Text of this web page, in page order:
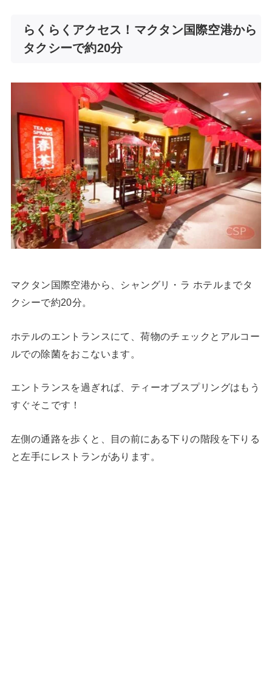
らくらくアクセス！マクタン国際空港から
タクシーで約20分
マクタン国際空港から、シャングリ・ラ ホテルまでタ
クシーで約20分。
ホテルのエントランスにて、荷物のチェックとアルコー
ルでの除菌をおこないます。
エントランスを過ぎれば、ティーオブスプリングはもう
すぐそこです！
左側の通路を歩くと、目の前にある下りの階段を下りる
と左手にレストランがあります。